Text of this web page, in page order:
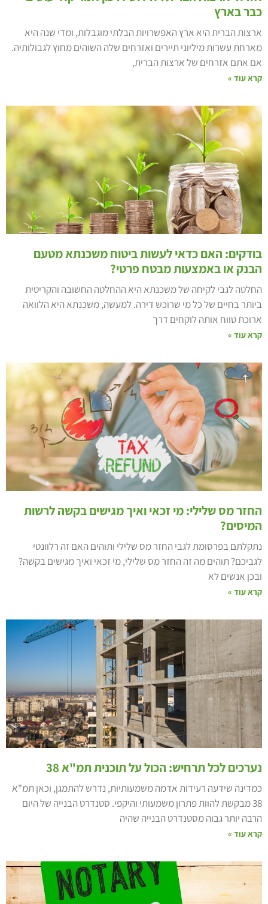
בארץ
הברית היא ארץ האפשרויות הבלתי מוגבלות, ומדי שנה היא
עשרות מיליוני תיירים ואזרחים שלה השוהים מחוץ לגבולותיה.
אתם אזרחים של ארצות הברית,
עוד »
האם כדאי לעשות ביטוח משכנתא מטעם
או באמצעות מבטח פרטי?
לגבי לקיחה של משכנתא היא ההחלטה החשובה והקריטית
בחיים של כל מי שרוכש דירה. למעשה, משכנתא היא הלוואה
טווח אותה לוקחים דרך
עוד »
מס שלילי: מי זכאי ואיך מגישים בקשה לרשות
בפרסומת לגבי החזר מס שלילי ותוהים האם זה רלוונטי
תוהים מה זה החזר מס שלילי, מי זכאי ואיך מגישים בקשה?
אנשים לא
עוד »
לכל תרחיש: הכול על תוכנית תמ"א 38
שידעה רעידות אדמה משמעותיות, נדרש להתמגן, וכאן תמ"א
38 מבקשת להוות פתרון משמעותי והיקפי. סטנדרט הבנייה של היום
יותר גבוה מסטנדרט הבנייה שהיה
עוד »